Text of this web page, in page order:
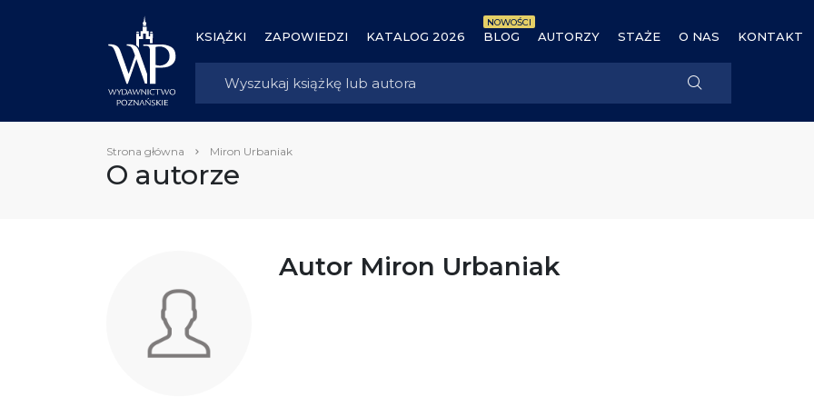
KSIĄŻKI ZAPOWIEDZI KATALOG 2026 BLOG
NOWOŚCI
AUTORZY STAŻE O NAS KONTAKT
Strona główna Miron Urbaniak
O autorze
Autor Miron Urbaniak